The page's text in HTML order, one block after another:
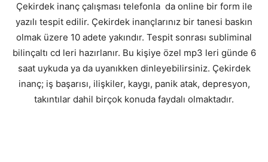
Çekirdek inanç çalışması telefonla da online bir form ile
yazılı tespit edilir. Çekirdek inançlarınız bir tanesi baskın
olmak üzere 10 adete yakındır. Tespit sonrası subliminal
bilinçaltı cd leri hazırlanır. Bu kişiye özel mp3 leri günde 6
saat uykuda ya da uyanıkken dinleyebilirsiniz. Çekirdek
inanç; iş başarısı, ilişkiler, kaygı, panik atak, depresyon,
takıntılar dahil birçok konuda faydalı olmaktadır.